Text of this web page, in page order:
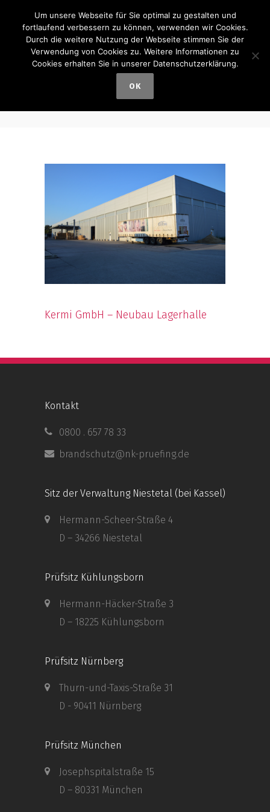
Kermi GmbH –
Neubau Lagerhalle
Kermi GmbH – Neubau Lagerhalle
Kontakt
0800 . 657 78 33
brandschutz@nk-pruefing.de
Sitz der Verwaltung Niestetal (bei Kassel)
Hermann-Scheer-Straße 4
D – 34266 Niestetal
Prüfsitz Kühlungsborn
Hermann-Häcker-Straße 3
D – 18225 Kühlungsborn
Prüfsitz Nürnberg
Thurn-und-Taxis-Straße 31
D - 90411 Nürnberg
Prüfsitz München
Josephspitalstraße 15
D – 80331 München
Um unsere Webseite für Sie optimal zu gestalten und
fortlaufend verbessern zu können, verwenden wir Cookies.
Durch die weitere Nutzung der Webseite stimmen Sie der
Verwendung von Cookies zu. Weitere Informationen zu
Cookies erhalten Sie in unserer Datenschutzerklärung.
OK